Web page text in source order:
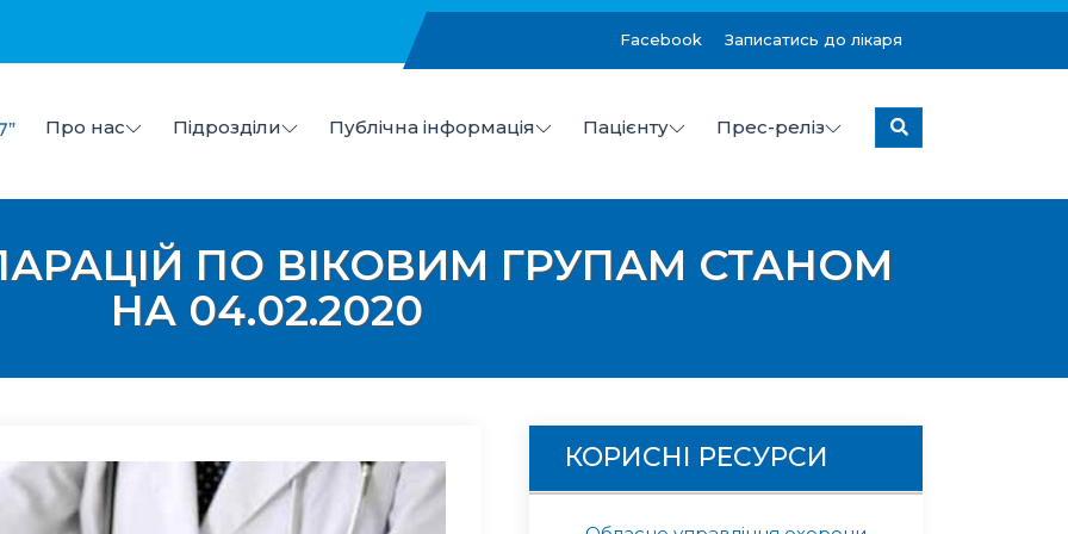
Facebook Записатись до лікаря
Про нас Підрозділи Публічна інформація Пацієнту Прес-реліз
ПО ВІКОВИМ ГРУПАМ СТАНОМ
НА 04.02.2020
КОРИСНІ РЕСУРСИ